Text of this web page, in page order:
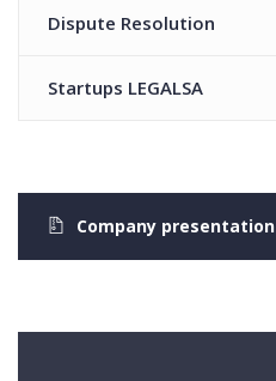
Dispute Resolution
Startups LEGALSA
Company presentation